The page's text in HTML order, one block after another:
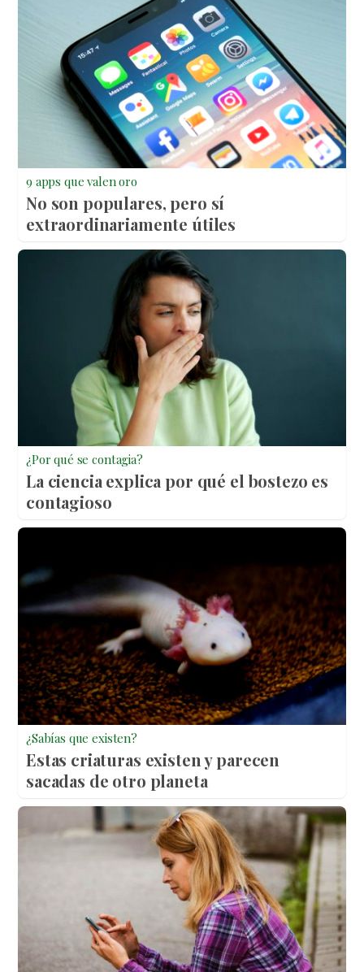
9 apps que valen oro
No son populares, pero sí
extraordinariamente útiles
¿Por qué se contagia?
La ciencia explica por qué el bostezo es
contagioso
¿Sabías que existen?
Estas criaturas existen y parecen
sacadas de otro planeta